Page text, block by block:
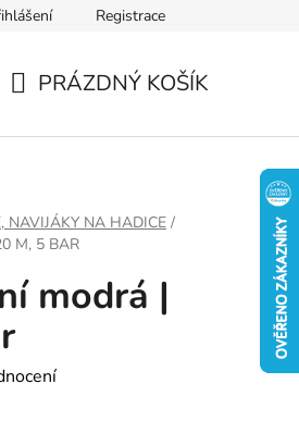
Registrace
PRÁZDNÝ KOŠÍK
NAVIJÁKY NA HADICE /
M, 5 BAR
modrá |